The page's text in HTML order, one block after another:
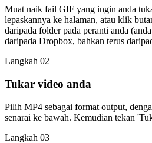
Muat naik fail GIF yang ingin anda
lepaskannya ke halaman, atau klik
daripada folder pada peranti anda
daripada Dropbox, bahkan terus
Langkah 02
Tukar video anda
Pilih MP4 sebagai format output,
senarai ke bawah. Kemudian tekan
Langkah 03